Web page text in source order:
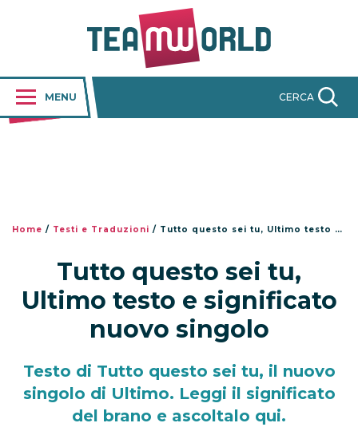
MENU CERCA
Home / Testi e Traduzioni / Tutto questo sei tu, Ultimo testo e significato nuovo singolo
Tutto questo sei tu,
Ultimo testo e significato
nuovo singolo
Testo di Tutto questo sei tu, il nuovo
singolo di Ultimo. Leggi il significato
del brano e ascoltalo qui.